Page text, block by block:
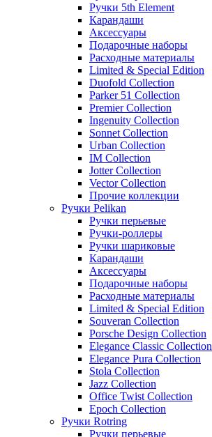
Ручки 5th Element
Карандаши
Аксессуары
Подарочные наборы
Расходные материалы
Limited & Special Edition
Duofold Collection
Parker 51 Collection
Premier Collection
Ingenuity Collection
Sonnet Collection
Urban Collection
IM Collection
Jotter Collection
Vector Collection
Прочие коллекции
Ручки Pelikan
Ручки перьевые
Ручки-роллеры
Ручки шариковые
Карандаши
Аксессуары
Подарочные наборы
Расходные материалы
Limited & Special Edition
Souveran Collection
Porsche Design Collection
Elegance Classic Collection
Elegance Pura Collection
Stola Collection
Jazz Collection
Office Twist Collection
Epoch Collection
Ручки Rotring
Ручки перьевые